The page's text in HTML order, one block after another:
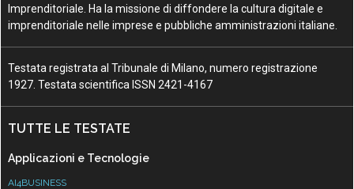
Imprenditoriale. Ha la missione di diffondere la cultura digitale e
imprenditoriale nelle imprese e pubbliche amministrazioni italiane.
Testata registrata al Tribunale di Milano, numero registrazione
1927. Testata scientifica ISSN 2421-4167
TUTTE LE TESTATE
Applicazioni e Tecnologie
AI4BUSINESS